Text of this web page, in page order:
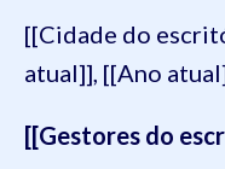
[[Cidade do
atual]], [[Ano
[[Gestores do